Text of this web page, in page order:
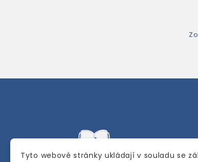
Tyto webové stránky ukládají v souladu se